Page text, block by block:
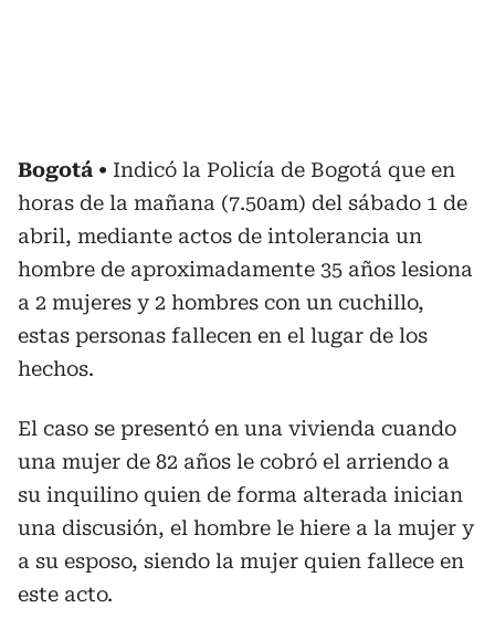
Bogotá
Indicó la Policía de Bogotá que en
horas de la mañana (7.50am) del sábado 1 de
abril, mediante actos de intolerancia un
hombre de aproximadamente 35 años lesiona
a 2 mujeres y 2 hombres con un cuchillo,
estas personas fallecen en el lugar de los
hechos.
El caso se presentó en una vivienda cuando
una mujer de 82 años le cobró el arriendo a
su inquilino quien de forma alterada inician
una discusión, el hombre le hiere a la mujer y
a su esposo, siendo la mujer quien fallece en
este acto.